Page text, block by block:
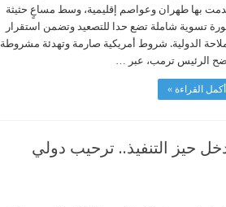
بها طهران وعواصم إقليمية، وسط مساعٍ حثيثة
تسوية شاملة تضع حدا للتصعيد وتضمن استقرار
الدولية. ​شروط أمريكية صارمة وتهدئة مشروطة
الرئيس ترمب، عبر …
أكمل القراءة »
حيز التنفيذ.. ترحيب دولي